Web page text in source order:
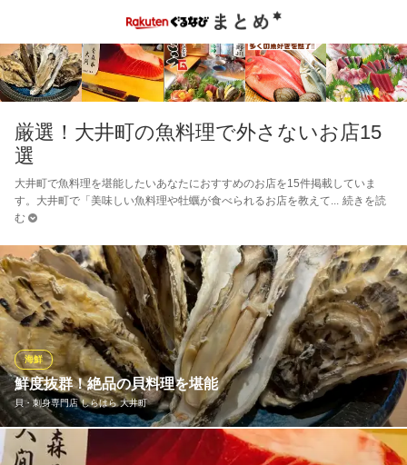
厳選！大井町の魚料理で外さないお店15
選
大井町で魚料理を堪能したいあなたにおすすめのお店を15件掲載していま
す。大井町で「美味しい魚料理や牡蠣が食べられるお店を教えて
続きを読
む
鮮度抜群！絶品の貝料理を堪能
貝・刺身専門店 しらはら 大井町
海鮮
当店自慢の貝料理は、職人が目利きした新鮮な魚介のみを使用。